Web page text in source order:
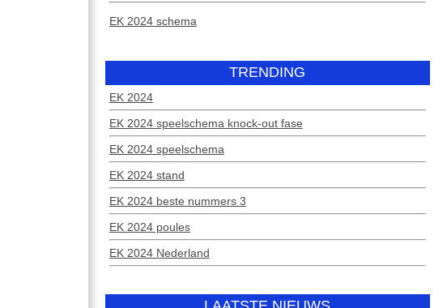
EK 2024 schema
TRENDING
EK 2024
EK 2024 speelschema knock-out fase
EK 2024 speelschema
EK 2024 stand
EK 2024 beste nummers 3
EK 2024 poules
EK 2024 Nederland